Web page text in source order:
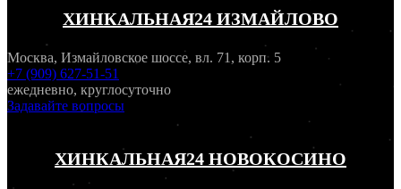
ХИНКАЛЬНАЯ24 ИЗМАЙЛОВО
Москва, Измайловское шоссе, вл. 71, корп. 5
+7 (909) 627-51-51
ежедневно, круглосуточно
Задавайте вопросы
ХИНКАЛЬНАЯ24 НОВОКОСИНО